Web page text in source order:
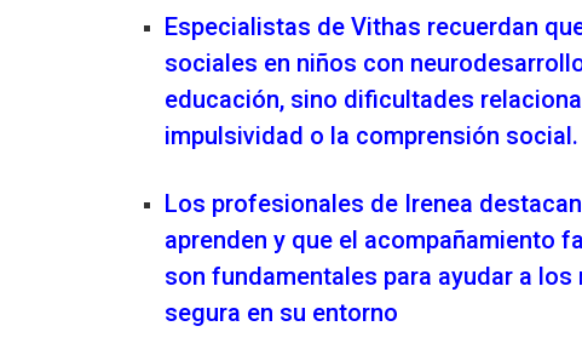
Especialistas de Vithas recuerdan
sociales en niños con
educación, sino dificultades
impulsividad o la comprensión social.
Los profesionales de Irenea
aprenden y que el acompañamiento
son fundamentales para ayudar a
segura en su entorno